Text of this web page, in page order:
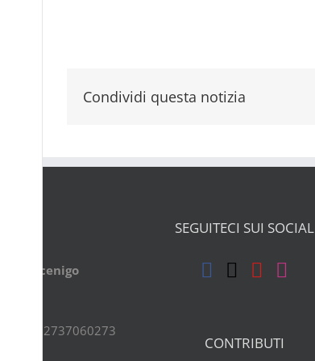
Condividi questa notizia
Mocenigo
- PI.02737060273
SEGUITECI SUI SOCIAL
CONTRIBUTI